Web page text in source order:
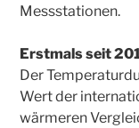
Messstationen.
Erstmals seit
Der
Wert der
wärmeren